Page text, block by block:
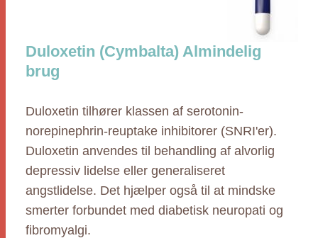
Duloxetin (Cymbalta) Almindelig
brug
Duloxetin tilhører klassen af serotonin-
norepinephrin-reuptake inhibitorer (SNRI'er).
Duloxetin anvendes til behandling af alvorlig
depressiv lidelse eller generaliseret
angstlidelse. Det hjælper også til at mindske
smerter forbundet med diabetisk neuropati og
fibromyalgi.